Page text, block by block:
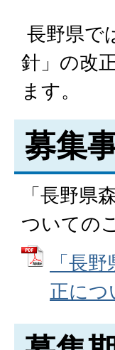
長野県で
針」の改
ます。
募集
「長野県
ついての
「長
正に